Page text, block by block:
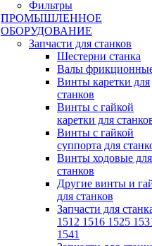
Фильтры
ПРОМЫШЛЕННОЕ
ОБОРУДОВАНИЕ
Запчасти для станков
Шестерни станка
Валы
Винты каретки для
станков
Винты с гайкой
каретки для
Винты с гайкой
суппорта для
Винты ходовые для
станков
Другие винты и
для станков
Запчасти для
1512 1516 1525
1541